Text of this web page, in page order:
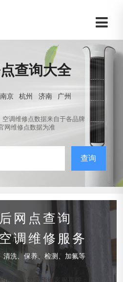
查询大全
南京 杭州 济南
广州
调维修点数据来自于各品牌
网维修点数据为准
查询
网点查询
调维修服务
清洗、保养、检测、加氟等
服务，如需预约客服直拨：